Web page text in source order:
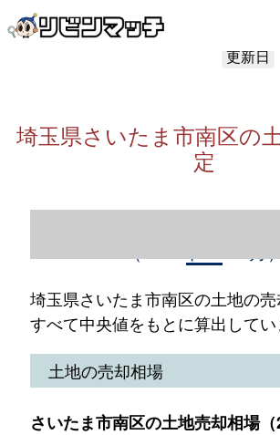
更新日
埼玉県さいたま市南区の
定
埼玉県さいたま市南区の土地の売
すべて中央値をもとに算出してい
土地の売却相場
さいたま市南区の土地売却相場（